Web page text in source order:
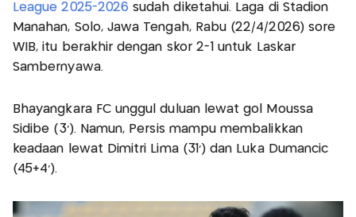
League 2025-2026sudah diketahui. Laga di Stadion
Manahan, Solo, Jawa Tengah, Rabu (22/4/2026) sore
WIB, itu berakhir dengan skor 2-1 untuk Laskar
Sambernyawa.
Bhayangkara FC unggul duluan lewat gol Moussa
Sidibe (3’). Namun, Persis mampu membalikkan
keadaan lewat Dimitri Lima (31’) dan Luka Dumancic
(45+4’).